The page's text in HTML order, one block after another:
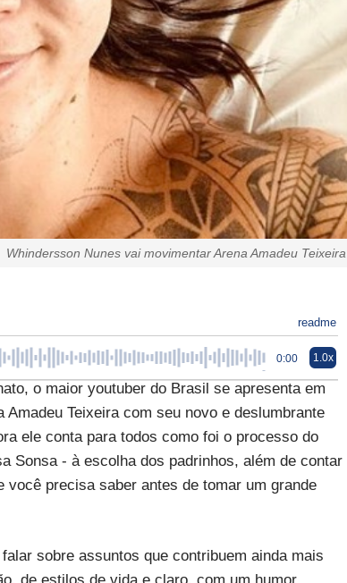
Whindersson Nunes vai movimentar Arena Amadeu Teixeira
readme
0:00 1.0x
o maior youtuber do Brasil se apresenta em
Teixeira com seu novo e deslumbrante
ele conta para todos como foi o processo do
Sonsa - à escolha dos padrinhos, além de contar
precisa saber antes de tomar um grande
sobre assuntos que contribuem ainda mais